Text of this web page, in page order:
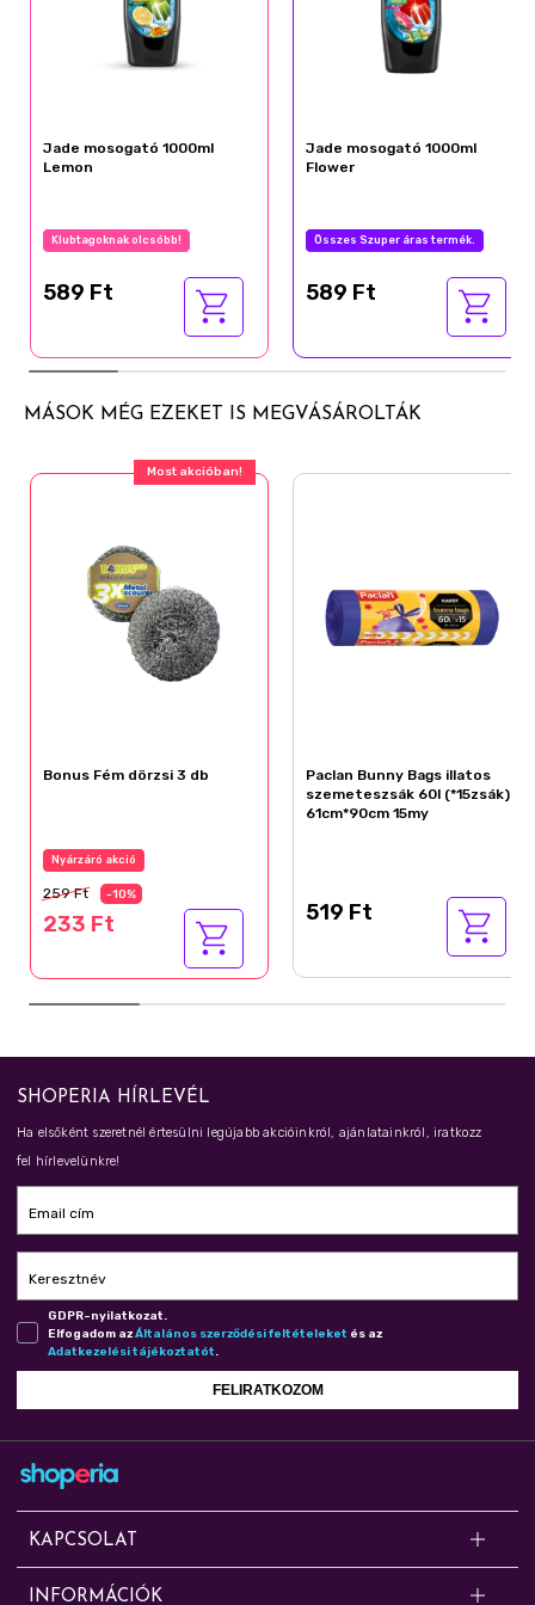
Jade mosogató 1000ml
Lemon
Klubtagoknak olcsóbb!
589 Ft
Jade mosogató 1000ml
Flower
Összes Szuper áras termék.
589 Ft
MÁSOK MÉG EZEKET IS MEGVÁSÁROLTÁK
Most akcióban!
Bonus Fém dörzsi 3 db
Nyárzáró akció
259 Ft -10%
233 Ft
Paclan Bunny Bags illatos
szemeteszsák 60l (*15zsák)
61cm*90cm 15my
519 Ft
SHOPERIA HÍRLEVÉL
Ha elsőként szeretnél értesülni legújabb akcióinkról, ajánlatainkról, iratkozz
fel hírlevelünkre!
Email cím
Keresztnév
GDPR-nyilatkozat.
Elfogadom azÁl­ta­lá­nos szer­ző­dé­si fel­té­te­le­ket és az
Adat­ke­ze­lé­si tá­jé­koz­ta­tót.
FELIRATKOZOM
KAPCSOLAT
Kérdésed van? Segítünk!
INFORMÁCIÓK